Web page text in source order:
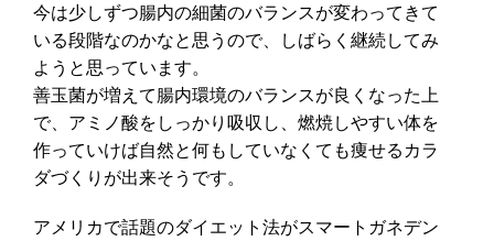
今は少しずつ腸内の細菌のバランスが変わってきて
いる段階なのかなと思うので、しばらく継続してみ
ようと思っています。
善玉菌が増えて腸内環境のバランスが良くなった上
で、アミノ酸をしっかり吸収し、燃焼しやすい体を
作っていけば自然と何もしていなくても痩せるカラ
ダづくりが出来そうです。
アメリカで話題のダイエット法がスマートガネデン